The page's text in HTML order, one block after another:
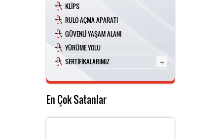
KLİPS
RULO AÇMA APARATI
GÜVENLİ YAŞAM ALANI
YÜRÜME YOLU
SERTİFİKALARIMIZ
+
En Çok Satanlar